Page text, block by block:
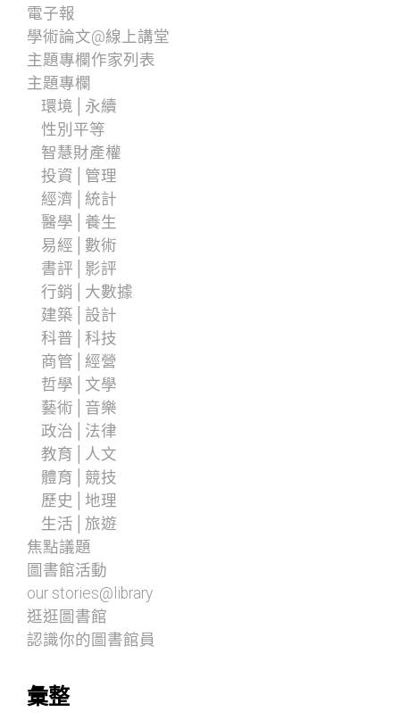
電子報
學術論文@線上講堂
主題專欄作家列表
主題專欄
環境│永續
性別平等
智慧財產權
投資│管理
經濟│統計
醫學│養生
易經│數術
書評│影評
行銷│大數據
建築│設計
科普│科技
商管│經營
哲學│文學
藝術│音樂
政治│法律
教育│人文
體育│競技
歷史│地理
生活│旅遊
焦點議題
圖書館活動
our stories@library
逛逛圖書館
認識你的圖書館員
彙整